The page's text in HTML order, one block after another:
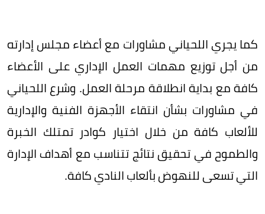
كما يجري اللحياني مشاورات مع أعضاء مجلس إدارته
من أجل توزيع مهمات العمل الإداري على الأعضاء
كافة مع بداية انطلاقة مرحلة العمل. وشرع اللحياني
في مشاورات بشأن انتقاء الأجهزة الفنية والإدارية
للألعاب كافة من خلال اختيار كوادر تمتلك الخبرة
والطموح في تحقيق نتائج تتناسب مع أهداف الإدارة
التي تسعى للنهوض بألعاب النادي كافة.